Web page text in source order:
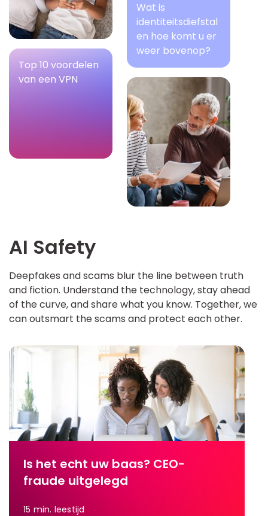
Top 10 voordelen
van een VPN
Wat is
identiteitsdiefstal
en hoe komt u er
weer bovenop?
AI Safety
Deepfakes and scams blur the line between truth
and fiction. Understand the technology, stay ahead
of the curve, and share what you know. Together, we
can outsmart the scams and protect each other.
Is het echt uw baas? CEO-
fraude uitgelegd
15 min. leestijd